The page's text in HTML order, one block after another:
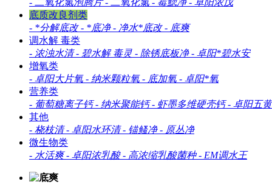
- 二氧化氯泡腾片 - 二氧化氯 - 霉鰓净 - 卓阳浓戊
底质改良剂类
- *分解底改 - *底净 - 净水*底改 - 底爽
调水解 毒类
- 浓浊水清 - 碧水解 毒灵 - 除锈底板净 - 卓阳*碧水安
增氧类
- 卓阳大片氧 - 纳米颗粒氧 - 底加氧 - 卓阳*氧
营养类
- 葡萄糖离子钙 - 纳米聚能钙 - 虾墨多维硬壳钙 - 卓阳五
其他
- 桡枝清 - 卓阳水环清 - 锚鳋净 - 原丛净
微生物类
- 水活爽 - 卓阳浓乳酸 - 高浓缩乳酸菌种 - EM调水王